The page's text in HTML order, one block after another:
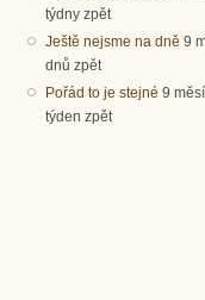
týdny zpět
Ještě nejsme na dně 9
dnů zpět
Pořád to je stejné 9
týden zpět